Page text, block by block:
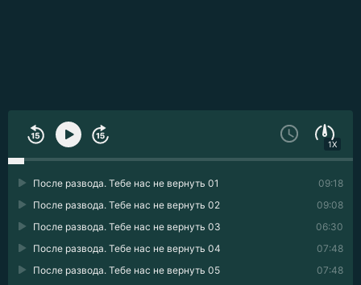
1X
09:18
После развода. Тебе нас не вернуть 01
09:08
После развода. Тебе нас не вернуть 02
06:30
После развода. Тебе нас не вернуть 03
07:48
После развода. Тебе нас не вернуть 04
07:48
После развода. Тебе нас не вернуть 05